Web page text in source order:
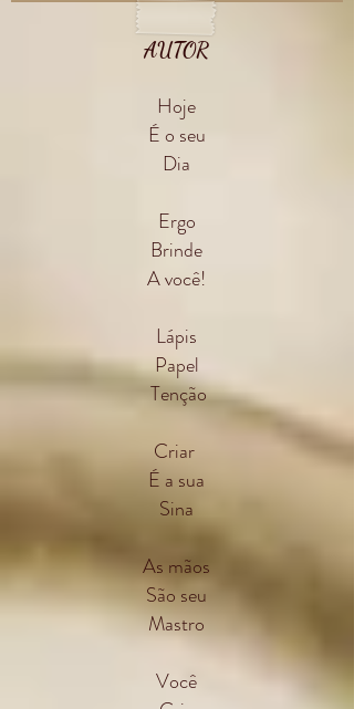
AUTOR
Hoje
É o seu
Dia
Ergo
Brinde
A você!
Lápis
Papel
Tenção
Criar
É a sua
Sina
As mãos
São seu
Mastro
Você